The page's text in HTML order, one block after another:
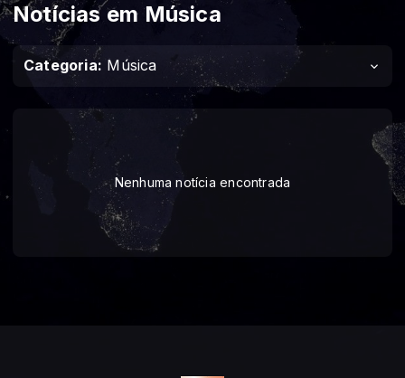
Notícias em Música
Categoria: Música
Nenhuma notícia encontrada